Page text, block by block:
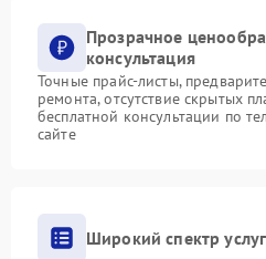
Прозрачное
консультация
Точные прайс-листы,
ремонта, отсутствие скрытых
бесплатной консультации по
сайте
Широкий спектр услуг